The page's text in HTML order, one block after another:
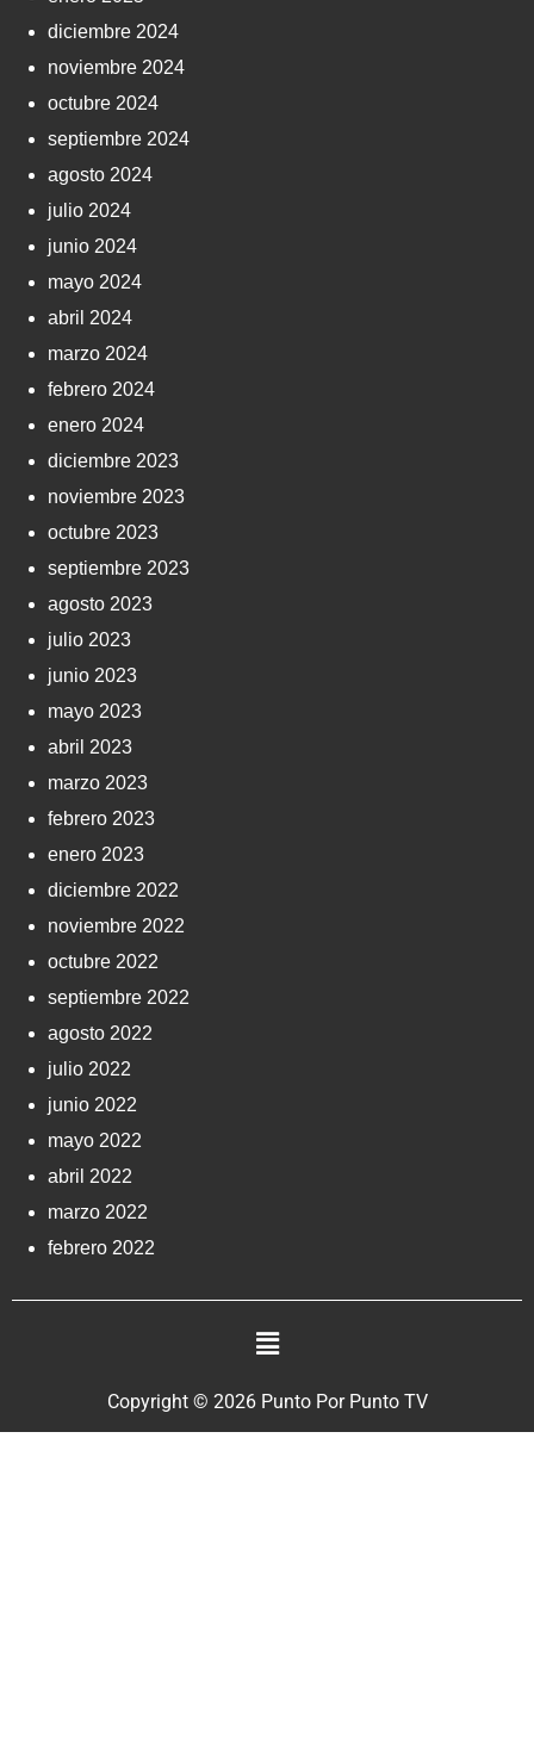
diciembre 2024
noviembre 2024
octubre 2024
septiembre 2024
agosto 2024
julio 2024
junio 2024
mayo 2024
abril 2024
marzo 2024
febrero 2024
enero 2024
diciembre 2023
noviembre 2023
octubre 2023
septiembre 2023
agosto 2023
julio 2023
junio 2023
mayo 2023
abril 2023
marzo 2023
febrero 2023
enero 2023
diciembre 2022
noviembre 2022
octubre 2022
septiembre 2022
agosto 2022
julio 2022
junio 2022
mayo 2022
abril 2022
marzo 2022
febrero 2022
Copyright © 2026 Punto Por Punto TV